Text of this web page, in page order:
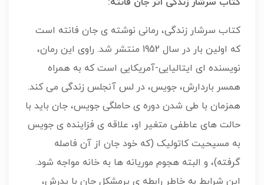
کتاب سرشار زندگی، رمانی نوشته ی جان فانته است
که اولین بار در سال 1952 منتشر شد. راوی این رمان،
نویسنده ای ایتالیایی-آمریکایی است که به همراه
همسر باردارش، جویس، در لس آنجلس زندگی می کند.
همزمان با طی شدن دوره ی حاملگی جویس، جان باید با
حالت های عاطفی متغیر او، علاقه ی فزاینده ی جویس
به مسیحیت کاتولیک (که خود جان از آن فاصله
گرفته)، و البته هجوم موریانه ها به خانه مواجه شود.
این شرایط به خاطر رابطه ی پرمشکل جان با پدرش،